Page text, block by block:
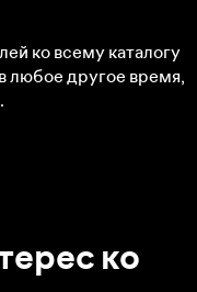
ко всему каталогу
любое другое время,
.
ко